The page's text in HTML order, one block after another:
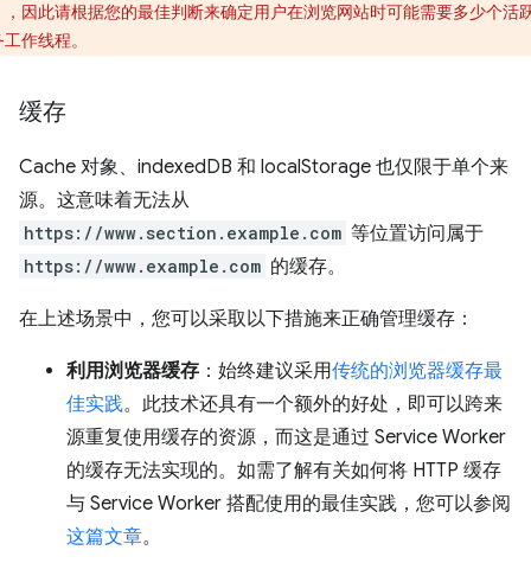
，因此请根据您的最佳判断来确定用户在浏览网站时可能需要多少个活
作线程。
缓存
Cache 对象、indexedDB 和 localStorage 也仅限于单个来
源。这意味着无法从
https://www.section.example.com 等位置访问属于
https://www.example.com 的缓存。
在上述场景中，您可以采取以下措施来正确管理缓存：
利用浏览器缓存 ：始终建议采用传统的浏览器缓存最
佳实践。此技术还具有一个额外的好处，即可以跨来
源重复使用缓存的资源，而这是通过 Service Worker
的缓存无法实现的。如需了解有关如何将 HTTP 缓存
与 Service Worker 搭配使用的最佳实践，您可以参阅
这篇文章。